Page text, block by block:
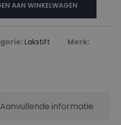
AAN WINKELWAGEN
Lakstift
Merk:
Aanvullende informatie